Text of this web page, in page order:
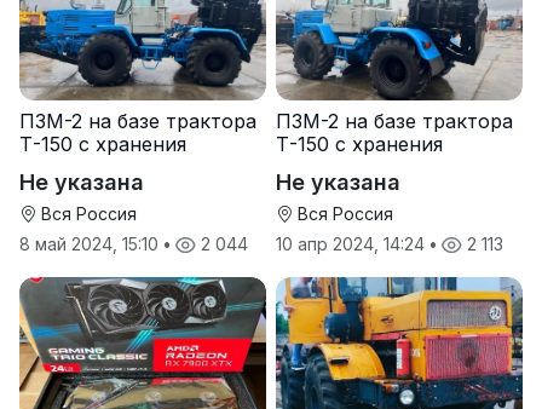
ПЗМ-2 на базе трактора
Т-150 с хранения
Не указана
Вся Россия
8 май 2024, 15:10 • 2 044
ПЗМ-2 на базе трактора
Т-150 с хранения
Не указана
Вся Россия
10 апр 2024, 14:24 • 2 113